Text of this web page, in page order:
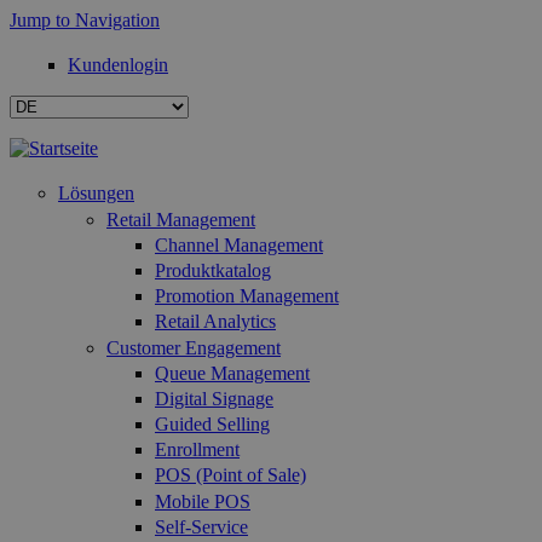
Jump to Navigation
Kundenlogin
Lösungen
Retail Management
Channel Management
Produktkatalog
Promotion Management
Retail Analytics
Customer Engagement
Queue Management
Digital Signage
Guided Selling
Enrollment
POS (Point of Sale)
Mobile POS
Self-Service